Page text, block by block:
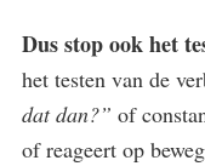
Dus stop ook het
het testen van de
dat dan?” of
of reageert op